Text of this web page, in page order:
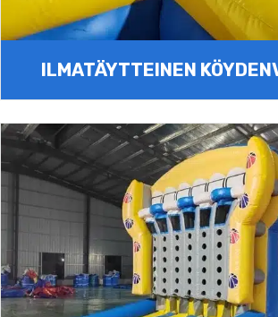
ILMATÄYTTEINEN